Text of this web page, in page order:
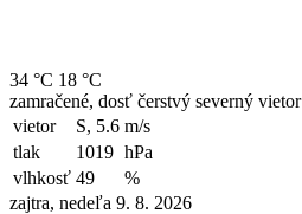
34 °C 18 °C
zamračené, dosť čerstvý severný vietor
vietor
S, 5.6 m/s
tlak
1019 hPa
vlhkosť 49
%
zajtra, nedeľa 9. 8. 2026